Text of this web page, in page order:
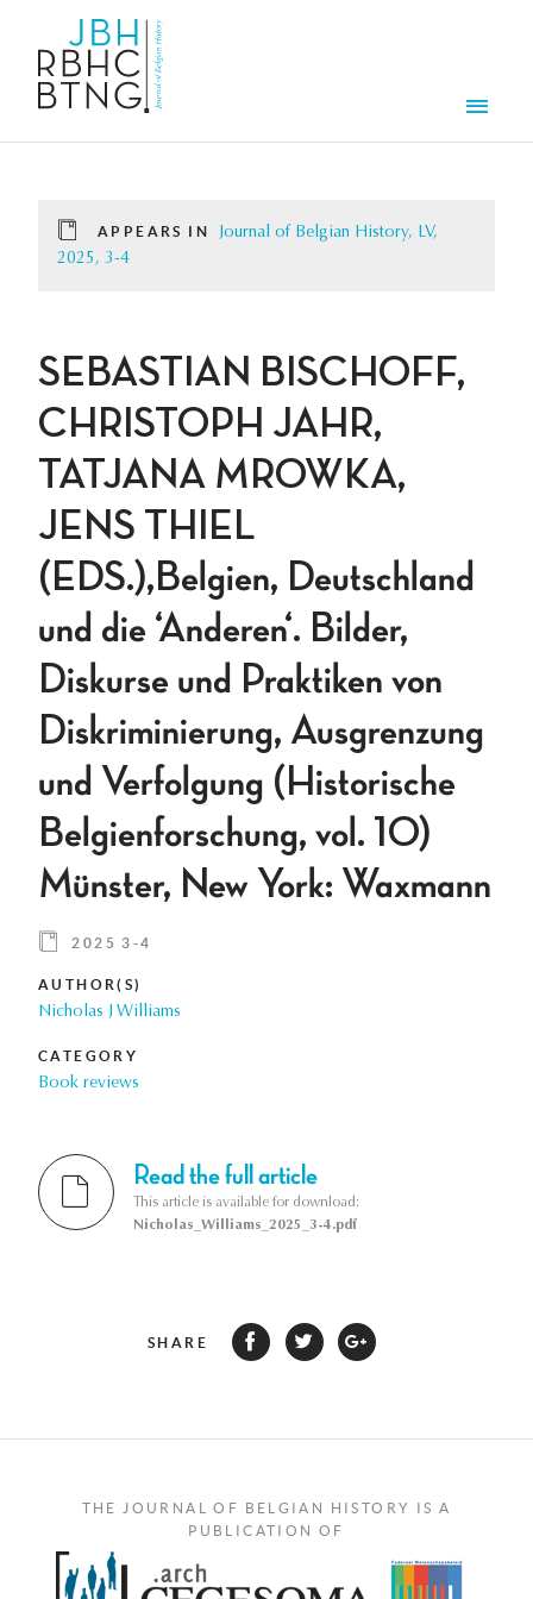
APPEARS IN
Journal of Belgian History, LV,
2025, 3-4
SEBASTIAN BISCHOFF,
CHRISTOPH JAHR,
TATJANA MROWKA,
JENS THIEL
(EDS.),Belgien, Deutschland
und die ‘Anderen‘. Bilder,
Diskurse und Praktiken von
Diskriminierung, Ausgrenzung
und Verfolgung (Historische
Belgienforschung, vol. 10)
Münster, New York: Waxmann
2025 3-4
AUTHOR(S)
Nicholas J Williams
CATEGORY
Book reviews
Read the full article
This article is available for download:
Nicholas_Williams_2025_3-4.pdf
SHARE
THE JOURNAL OF BELGIAN HISTORY IS A
PUBLICATION OF